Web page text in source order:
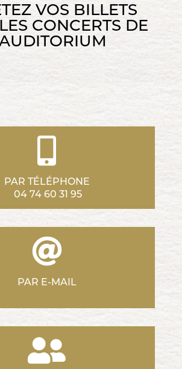
VOS BILLETS
CONCERTS DE
PAR TÉLÉPHONE
04 74 60 31 95
PAR E-MAIL